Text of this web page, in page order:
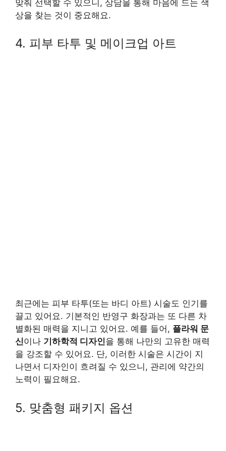
맞춰 선택할 수 있으니, 상담을 통해 마음에 드는 색
상을 찾는 것이 중요해요.
4. 피부 타투 및 메이크업 아트
최근에는 피부 타투(또는 바디 아트) 시술도 인기를
끌고 있어요. 기본적인 반영구 화장과는 또 다른 차
별화된 매력을 지니고 있어요. 예를 들어, 플라워 문
신이나 기하학적 디자인을 통해 나만의 고유한 매력
을 강조할 수 있어요. 단, 이러한 시술은 시간이 지
나면서 디자인이 흐려질 수 있으니, 관리에 약간의
노력이 필요해요.
5. 맞춤형 패키지 옵션